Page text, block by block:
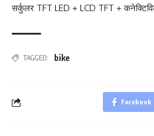
सर्कुलर TFT LED + LCD TFT +
TAGGED: bike
Facebook